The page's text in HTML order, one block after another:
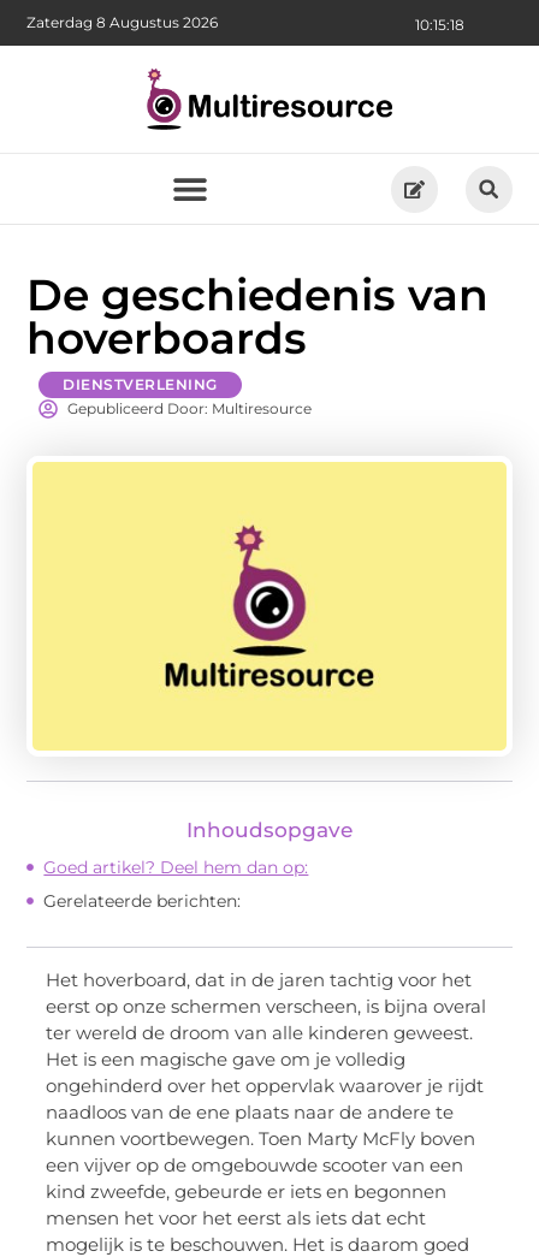
10:15:19
Zaterdag 8 Augustus 2026
De geschiedenis van
hoverboards
DIENSTVERLENING
Gepubliceerd Door: Multiresource
Inhoudsopgave
Goed artikel? Deel hem dan op:
Gerelateerde berichten:
Het hoverboard, dat in de jaren tachtig voor het
eerst op onze schermen verscheen, is bijna overal
ter wereld de droom van alle kinderen geweest.
Het is een magische gave om je volledig
ongehinderd over het oppervlak waarover je rijdt
naadloos van de ene plaats naar de andere te
kunnen voortbewegen. Toen Marty McFly boven
een vijver op de omgebouwde scooter van een
kind zweefde, gebeurde er iets en begonnen
mensen het voor het eerst als iets dat echt
mogelijk is te beschouwen. Het is daarom goed